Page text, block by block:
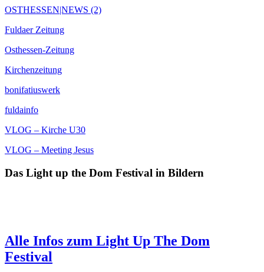
OSTHESSEN|NEWS (2)
Fuldaer Zeitung
Osthessen-Zeitung
Kirchenzeitung
bonifatiuswerk
fuldainfo
VLOG – Kirche U30
VLOG – Meeting Jesus
Das Light up the Dom Festival in Bildern
Alle Infos zum Light Up The Dom
Festival